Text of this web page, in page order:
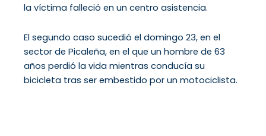
la víctima falleció en un centro asistencia.
El segundo caso sucedió el domingo 23, en el
sector de Picaleña, en el que un hombre de 63
años perdió la vida mientras conducía su
bicicleta tras ser embestido por un motociclista.